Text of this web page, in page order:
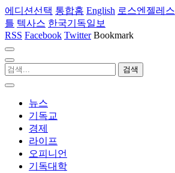
에디션선택 통합홈 English 로스엔젤레스
틀 텍사스 한국기독일보
RSS Facebook Twitter Bookmark
뉴스
기독교
경제
라이프
오피니언
기독대학